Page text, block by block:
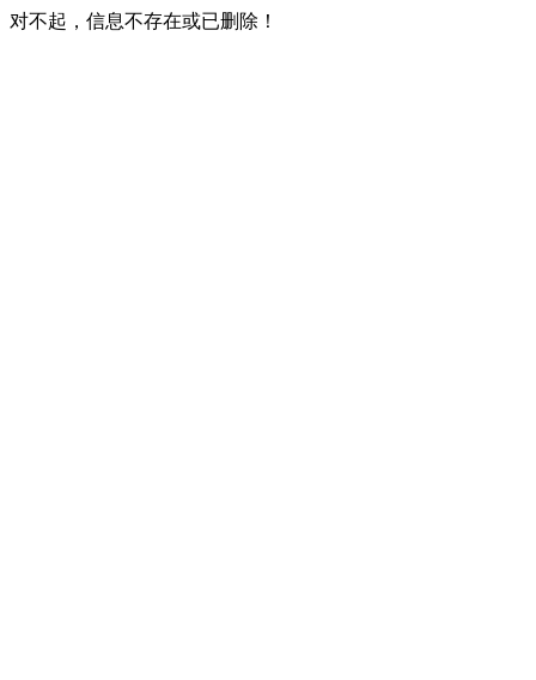
对不起，信息不存在或已删除！